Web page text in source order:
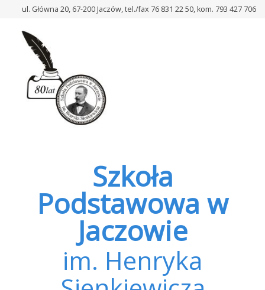
„DZIEŃ
ul. Główna 20, 67-200 Jaczów, tel./fax 76 831 22 50, kom. 793 427 706
Szkoła
Podstawowa w
Jaczowie
im. Henryka